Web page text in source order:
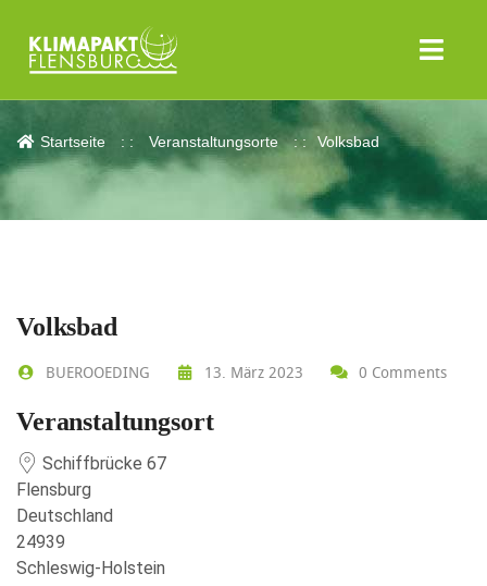
Volksbad
Startseite Veranstaltungsorte Volksbad
Volksbad
BUEROOEDING 13. März 2023 0 Comments
Veranstaltungsort
Schiffbrücke 67
Flensburg
Deutschland
24939
Schleswig-Holstein